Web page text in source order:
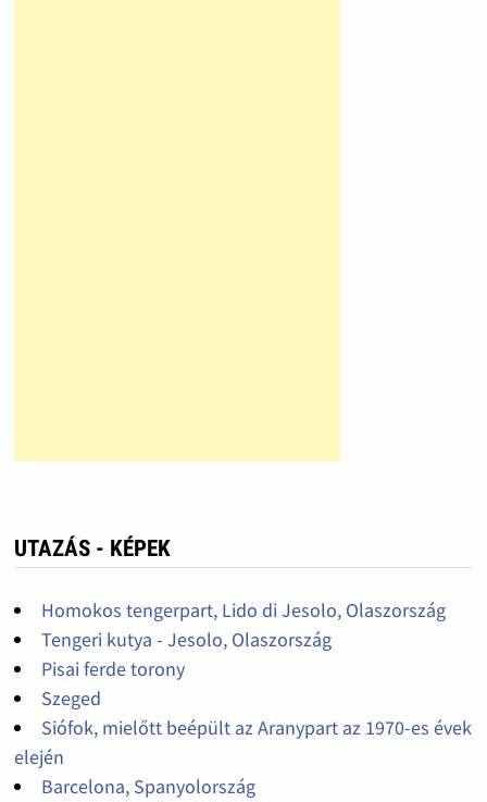
UTAZÁS - KÉPEK
Homokos tengerpart, Lido di Jesolo, Olaszország
Tengeri kutya - Jesolo, Olaszország
Pisai ferde torony
Szeged
Siófok, mielőtt beépült az Aranypart az 1970-es évek
elején
Barcelona, Spanyolország